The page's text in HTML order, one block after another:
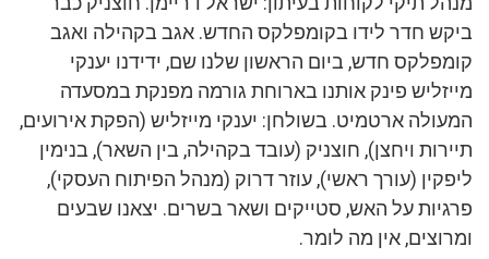
ביקש חדר לידו בקומפלקס החדש. אגב בקהילה ואגב
קומפלקס חדש, ביום הראשון שלנו שם, ידידנו יענקי
מייזליש פינק אותנו בארוחת גורמה מפנקת במסעדה
המעולה ארטמיט. בשולחן: יענקי מייזליש (הפקת אירועים,
תיירות ויחצן), חוצניק (עובד בקהילה, בין השאר), בנימין
ליפקין (עורך ראשי), עוזר דרוק (מנהל הפיתוח העסקי),
פרגיות על האש, סטייקים ושאר בשרים. יצאנו שבעים
ומרוצים, אין מה לומר.